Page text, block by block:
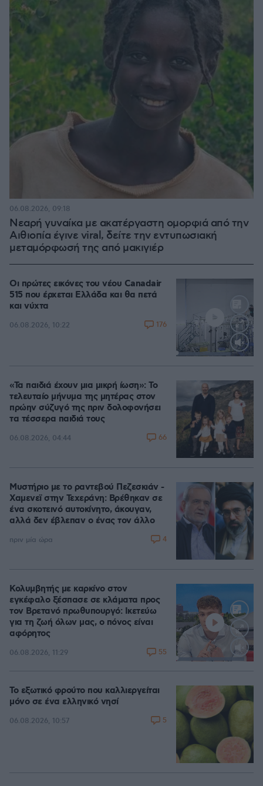
Νεαρή γυναίκα με ακατέργαστη ομορφιά από την
Αιθιοπία έγινε viral, δείτε την εντυπωσιακή
μεταμόρφωσή της από μακιγιέρ
06.08.2026, 09:18
Loaded:
Οι πρώτες εικόνες του νέου Canadair
515 που έρχεται Ελλάδα και θα πετά
και νύχτα
06.08.2026, 10:22 176
«Τα παιδιά έχουν μια μικρή ίωση»: Το
τελευταίο μήνυμα της μητέρας στον
πρώην σύζυγό της πριν δολοφονήσει
τα τέσσερα παιδιά τους
06.08.2026, 04:44 66
Μυστήριο με το ραντεβού Πεζεσκιάν -
Χαμενεϊ στην Τεχεράνη: Βρέθηκαν σε
ένα σκοτεινό αυτοκίνητο, άκουγαν,
αλλά δεν έβλεπαν ο ένας τον άλλο
πριν μία ώρα 4
Loaded
Κολυμβητής με καρκίνο στον
εγκέφαλο ξέσπασε σε κλάματα προς
τον Βρετανό πρωθυπουργό: Ικετεύω
για τη ζωή όλων μας, ο πόνος είναι
αφόρητος
06.08.2026, 11:29 55
Το εξωτικό φρούτο που καλλιεργείται
μόνο σε ένα ελληνικό νησί
06.08.2026, 10:57 5